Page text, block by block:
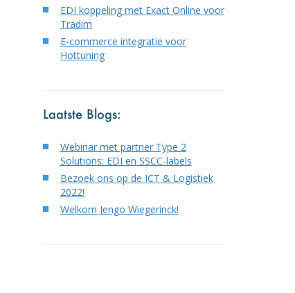
EDI koppeling met Exact Online voor
Tradim
E-commerce integratie voor
Hottuning
Laatste Blogs:
Webinar met partner Type 2
Solutions: EDI en SSCC-labels
Bezoek ons op de ICT & Logistiek
2022!
Welkom Jengo Wiegerinck!